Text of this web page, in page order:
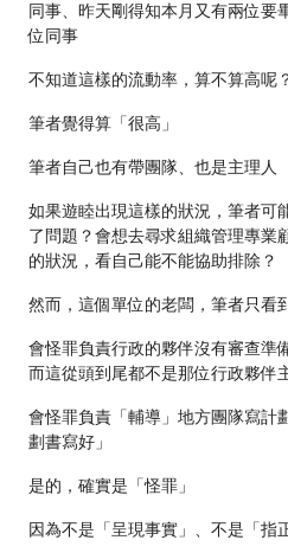
同事、昨天剛得知本月又有兩位要
位同事
不知道這樣的流動率，算不算高呢
筆者覺得算「很高」
筆者自己也有帶團隊、也是主理人
如果遊睦出現這樣的狀況，筆者可
了問題？會想去尋求組織管理專業
的狀況，看自己能不能協助排除？
然而，這個單位的老闆，筆者只看
會怪罪負責行政的夥伴沒有審查準
而這從頭到尾都不是那位行政夥伴
會怪罪負責「輔導」地方團隊寫計
劃書寫好」
是的，確實是「怪罪」
因為不是「呈現事實」、不是「指